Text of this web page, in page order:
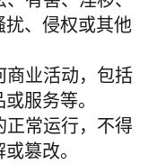
、侵权或其他
商业活动，包括
服务等。
常运行，不得
篡改。